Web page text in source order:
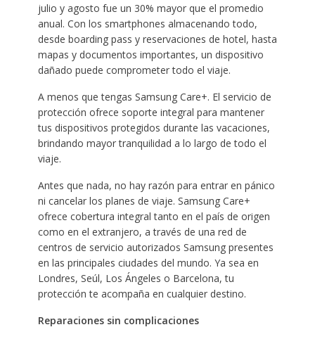
julio y agosto fue un 30% mayor que el promedio
anual. Con los smartphones almacenando todo,
desde boarding pass y reservaciones de hotel, hasta
mapas y documentos importantes, un dispositivo
dañado puede comprometer todo el viaje.
A menos que tengas Samsung Care+. El servicio de
protección ofrece soporte integral para mantener
tus dispositivos protegidos durante las vacaciones,
brindando mayor tranquilidad a lo largo de todo el
viaje.
Antes que nada, no hay razón para entrar en pánico
ni cancelar los planes de viaje. Samsung Care+
ofrece cobertura integral tanto en el país de origen
como en el extranjero, a través de una red de
centros de servicio autorizados Samsung presentes
en las principales ciudades del mundo. Ya sea en
Londres, Seúl, Los Ángeles o Barcelona, tu
protección te acompaña en cualquier destino.
Reparaciones sin complicaciones